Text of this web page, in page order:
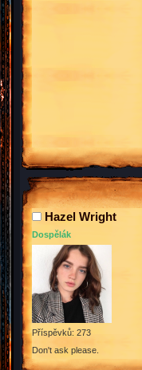
Hazel Wright
Dospělák
Příspěvků: 273
Don't ask please.